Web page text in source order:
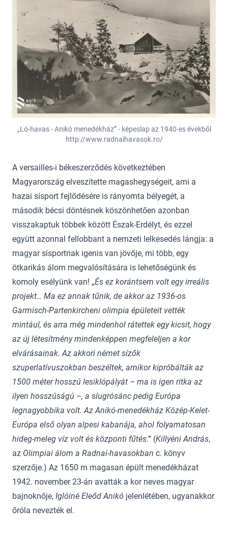
„Ló-havas - Anikó menedékház” - képeslap az 1940-es évekből
http://www.radnaihavasok.ro/
A versailles-i békeszerződés következtében
Magyarország elveszítette magashegységeit, ami a
hazai sísport fejlődésére is rányomta bélyegét, a
második bécsi döntésnek köszönhetően azonban
visszakaptuk többek között Észak-Erdélyt, és ezzel
együtt azonnal fellobbant a nemzeti lelkesedés lángja: a
magyar sísportnak igenis van jövője, mi több, egy
ötkarikás álom megvalósítására is lehetőségünk és
komoly esélyünk van! „És ez korántsem volt egy irreális
projekt… Ma ez annak tűnik, de akkor az 1936-os
Garmisch-Partenkircheni olimpia épületeit vették
mintául, és arra még mindenhol rátettek egy kicsit, hogy
az új létesítmény mindenképpen megfeleljen a kor
elvárásainak. Az akkori német sízők
szuperlatívuszokban beszéltek, amikor kipróbálták az
1500 méter hosszú lesiklópályát – ma is igen ritka az
ilyen hosszúságú –, a síugrósánc pedig Európa
legnagyobbika volt. Az Anikó-menedékház Közép-Kelet-
Európa első olyan alpesi kabanája, ahol folyamatosan
hideg-meleg víz volt és központi fűtés.” (Killyéni András,
az Olimpiai álom a Radnai-havasokban c. könyv
szerzője.) Az 1650 m magasan épült menedékházat
1942. november 23-án avatták a kor neves magyar
bajnoknője, Iglóiné Eleőd Anikó jelenlétében, ugyanakkor
őróla nevezték el.